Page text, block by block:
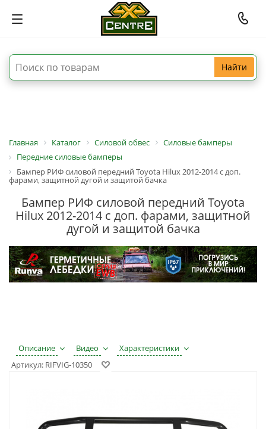
Найти
Главная Каталог Силовой обвес
Силовые бамперы
Передние силовые бамперы
Бампер РИФ силовой передний Toyota Hilux 2012-2014 с доп.
фарами, защитной дугой и защитой бачка
Бампер РИФ силовой передний Toyota
Hilux 2012-2014 с доп. фарами, защитной
дугой и защитой бачка
Описание Видео
Характеристики
Артикул: RIFVIG-10350